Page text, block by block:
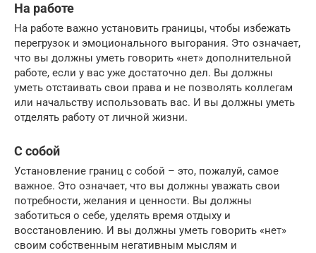
На работе
На работе важно установить границы, чтобы избежать
перегрузок и эмоционального выгорания. Это означает,
что вы должны уметь говорить «нет» дополнительной
работе, если у вас уже достаточно дел. Вы должны
уметь отстаивать свои права и не позволять коллегам
или начальству использовать вас. И вы должны уметь
отделять работу от личной жизни.
С собой
Установление границ с собой – это, пожалуй, самое
важное. Это означает, что вы должны уважать свои
потребности, желания и ценности. Вы должны
заботиться о себе, уделять время отдыху и
восстановлению. И вы должны уметь говорить «нет»
своим собственным негативным мыслям и